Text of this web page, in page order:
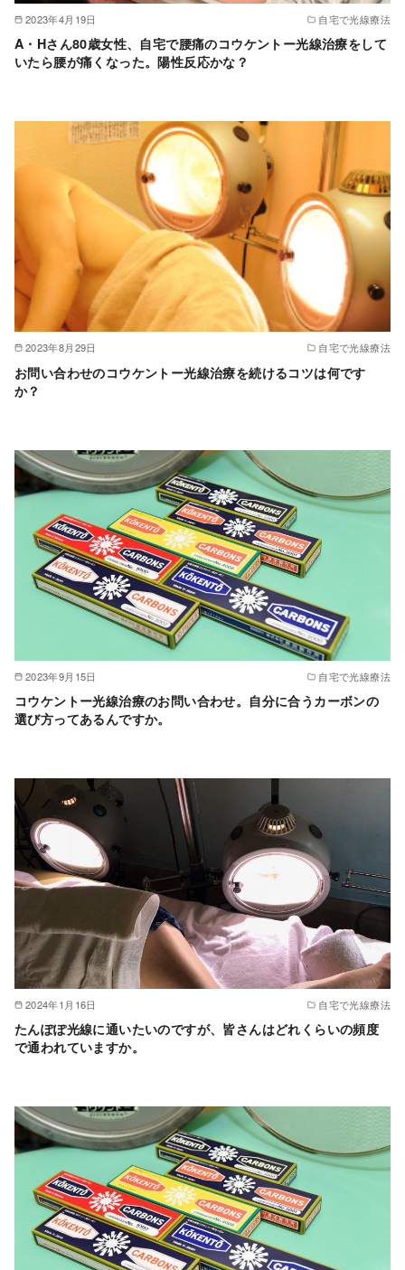
2023年4月19日 自宅で光線療法
A・Hさん80歳女性、自宅で腰痛のコウケントー光線治療をして
いたら腰が痛くなった。陽性反応かな？
2023年8月29日 自宅で光線療法
お問い合わせのコウケントー光線治療を続けるコツは何です
か？
2023年9月15日 自宅で光線療法
コウケントー光線治療のお問い合わせ。自分に合うカーボンの
選び方ってあるんですか。
2024年1月16日 自宅で光線療法
たんぽぽ光線に通いたいのですが、皆さんはどれくらいの頻度
で通われていますか。